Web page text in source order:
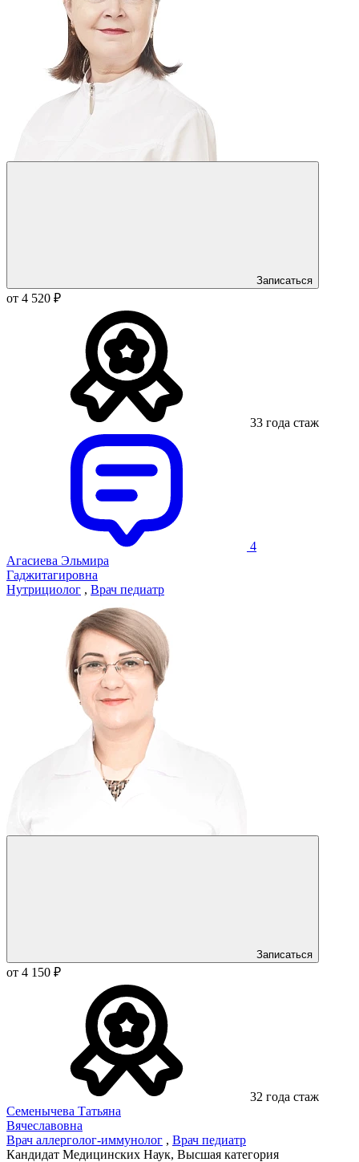
Записаться
от 4 520 ₽
33 года стаж
4
Агасиева Эльмира
Гаджитагировна
Нутрициолог , Врач педиатр
Записаться
от 4 150 ₽
32 года стаж
Семенычева Татьяна
Вячеславовна
Врач аллерголог-иммунолог , Врач педиатр
Кандидат Медицинских Наук, Высшая категория